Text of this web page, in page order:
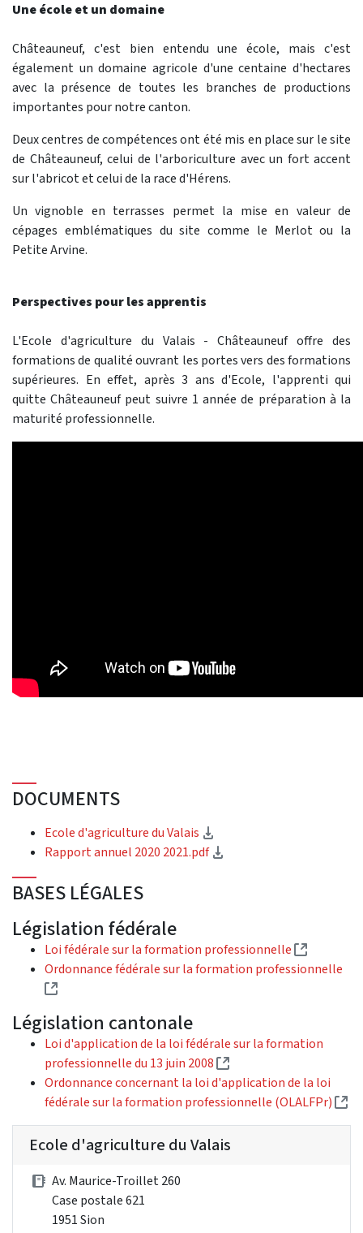
Une école et un domaine
Châteauneuf, c'est bien entendu une école, mais c'est
également un domaine agricole d'une centaine d'hectares
avec la présence de toutes les branches de productions
importantes pour notre canton.
Deux centres de compétences ont été mis en place sur le site
de Châteauneuf, celui de l'arboriculture avec un fort accent
sur l'abricot et celui de la race d'Hérens.
Un vignoble en terrasses permet la mise en valeur de
cépages emblématiques du site comme le Merlot ou la
Petite Arvine.
Perspectives pour les apprentis
L'Ecole d'agriculture du Valais - Châteauneuf offre des
formations de qualité ouvrant les portes vers des formations
supérieures. En effet, après 3 ans d'Ecole, l'apprenti qui
quitte Châteauneuf peut suivre 1 année de préparation à la
maturité professionnelle.
DOCUMENTS
Ecole d'agriculture du Valais
Rapport annuel 2020 2021.pdf
BASES LÉGALES
Législation fédérale
Loi fédérale sur la formation professionnelle
(Lien
Ordonnance fédérale sur la formation professionnelle
(Lien externe)
Législation cantonale
Loi d'application de la loi fédérale sur la formation
professionnelle du 13 juin 2008
(Lien externe)
Ordonnance concernant la loi d'application de la loi
fédérale sur la formation professionnelle (OLALFPr)
Ecole d'agriculture du Valais
Av. Maurice-Troillet 260
Case postale 621
1951 Sion